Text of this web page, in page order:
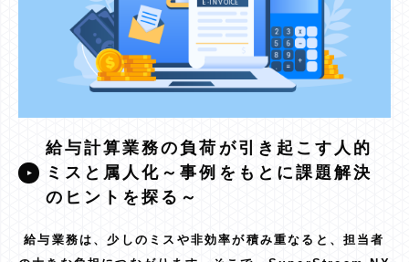
給与計算業務の負荷が引き起こす人的
ミスと属人化～事例をもとに課題解決
のヒントを探る～
給与業務は、少しのミスや非効率が積み重なると、担当者